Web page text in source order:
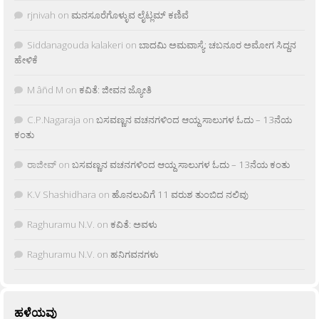
rjnivah on ಮನಸೂರೆಗೊಳ್ಳುವ ಲೈಟ್ಲಮ್ ಕಣಿವೆ
Siddanagouda kalakeri on ಬಾದಮಿ ಅಮವಾಸ್ಯೆ: ಚಬನೂರ ಅಮೋಗ ಸಿದ್ದನ
ಹೇಳಿಕೆ
M âñd M on ಕವಿತೆ: ಜೀವನ ಜ್ಯೋತಿ
C.P.Nagaraja on ಬಸವಣ್ಣನ ವಚನಗಳಿಂದ ಆಯ್ದ ಸಾಲುಗಳ ಓದು – 13ನೆಯ
ಕಂತು
ರಾಜೀವ್ on ಬಸವಣ್ಣನ ವಚನಗಳಿಂದ ಆಯ್ದ ಸಾಲುಗಳ ಓದು – 13ನೆಯ ಕಂತು
K.V Shashidhara on ಹೊನಲುವಿಗೆ 11 ವರುಶ ತುಂಬಿದ ನಲಿವು
Raghuramu N.V. on ಕವಿತೆ: ಅವಳು
Raghuramu N.V. on ಹನಿಗವನಗಳು
ಹಳೆಯವು